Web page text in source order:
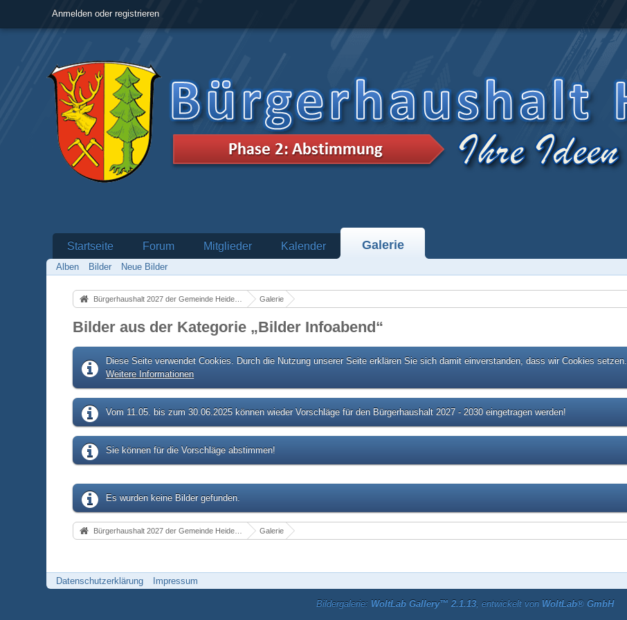
Anmelden oder registrieren
Startseite Forum Mitglieder Kalender Galerie
Alben Bilder Neue Bilder
Bürgerhaushalt 2027 der Gemeinde Heidenrod Galerie
Bilder aus der Kategorie „Bilder Infoabend“
Diese Seite verwendet Cookies. Durch die Nutzung unserer Seite erklären Sie sich damit einverstanden, dass wir Cookies setzen.
Weitere Informationen
Vom 11.05. bis zum 30.06.2025 können wieder Vorschläge für den Bürgerhaushalt 2027 - 2030 eingetragen werden!
Sie können für die Vorschläge abstimmen!
Es wurden keine Bilder gefunden.
Bürgerhaushalt 2027 der Gemeinde Heidenrod Galerie
Datenschutzerklärung Impressum
Bildergalerie: WoltLab Gallery™ 2.1.13, entwickelt von WoltLab® GmbH